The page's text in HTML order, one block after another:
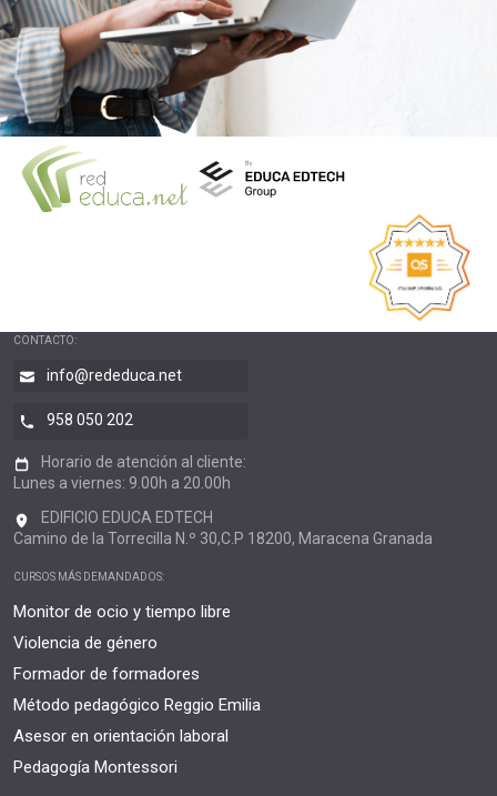
CONTACTO:
info@rededuca.net
958 050 202
Horario de atención al cliente:
Lunes a viernes: 9.00h a 20.00h
EDIFICIO EDUCA EDTECH
Camino de la Torrecilla N.º 30,C.P 18200, Maracena Granada
CURSOS MÁS DEMANDADOS:
Monitor de ocio y tiempo libre
Violencia de género
Formador de formadores
Método pedagógico Reggio Emilia
Asesor en orientación laboral
Pedagogía Montessori